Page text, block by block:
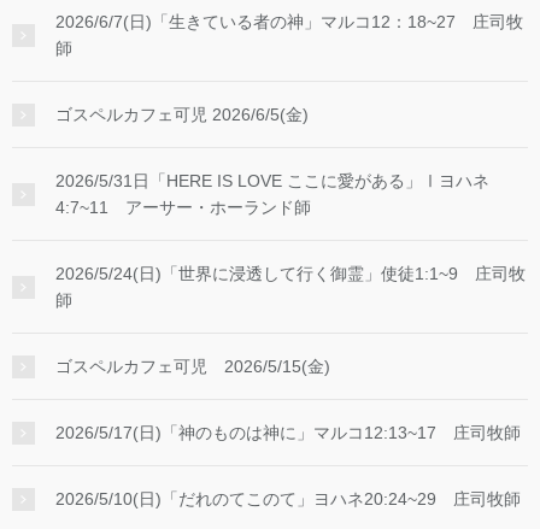
2026/6/7(日)「生きている者の神」マルコ12：18~27 庄司牧
師
ゴスペルカフェ可児 2026/6/5(金)
2026/5/31日「HERE IS LOVE ここに愛がある」Ⅰヨハネ
4:7~11 アーサー・ホーランド師
2026/5/24(日)「世界に浸透して行く御霊」使徒1:1~9 庄司牧
師
ゴスペルカフェ可児 2026/5/15(金)
2026/5/17(日)「神のものは神に」マルコ12:13~17 庄司牧師
2026/5/10(日)「だれのてこのて」ヨハネ20:24~29 庄司牧師